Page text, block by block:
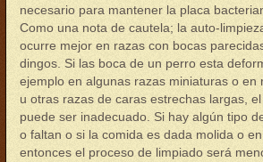
necesario para mantener la placa
Como una nota de cautela; la auto-
ocurre mejor en razas con bocas
dingos. Si las boca de un perro esta
ejemplo en algunas razas miniaturas o en
u otras razas de caras estrechas largas,
puede ser inadecuado. Si hay algún tipo
o faltan o si la comida es dada molida o
entonces el proceso de limpiado será